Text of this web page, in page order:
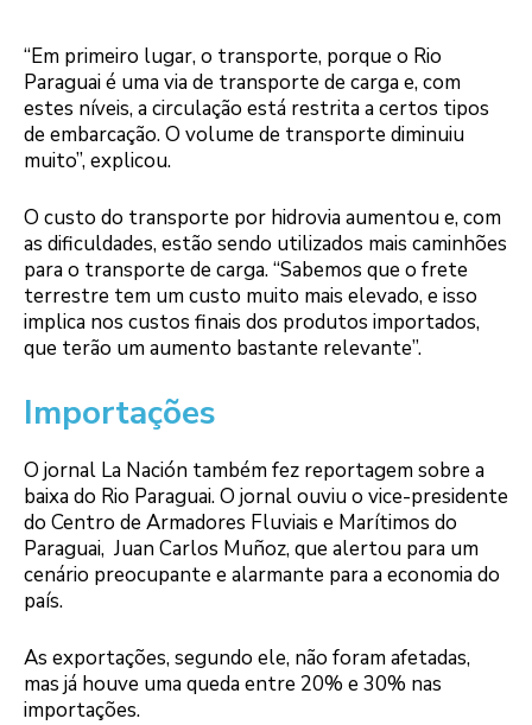
“Em primeiro lugar, o transporte, porque o Rio
Paraguai é uma via de transporte de carga e, com
estes níveis, a circulação está restrita a certos tipos
de embarcação. O volume de transporte diminuiu
muito”, explicou.
O custo do transporte por hidrovia aumentou e, com
as dificuldades, estão sendo utilizados mais caminhões
para o transporte de carga. “Sabemos que o frete
terrestre tem um custo muito mais elevado, e isso
implica nos custos finais dos produtos importados,
que terão um aumento bastante relevante”.
Importações
O jornal La Nación também fez reportagem sobre a
baixa do Rio Paraguai. O jornal ouviu o vice-presidente
do Centro de Armadores Fluviais e Marítimos do
Paraguai, Juan Carlos Muñoz, que alertou para um
cenário preocupante e alarmante para a economia do
país.
As exportações, segundo ele, não foram afetadas,
mas já houve uma queda entre 20% e 30% nas
importações.